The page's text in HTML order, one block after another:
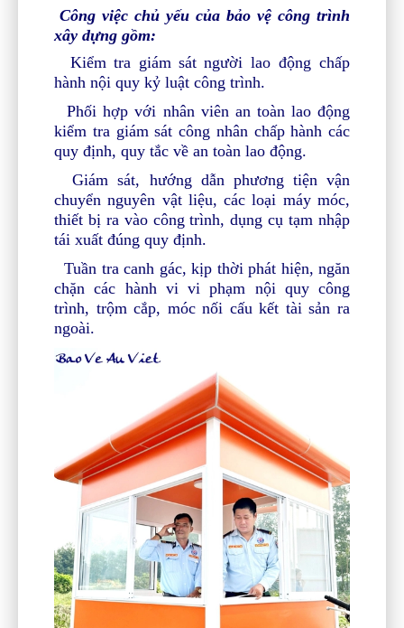
Công việc chủ yếu của bảo vệ công trình
xây dựng gồm:
Kiểm tra giám sát người lao động chấp
hành nội quy kỷ luật công trình.
Phối hợp với nhân viên an toàn lao động
kiểm tra giám sát công nhân chấp hành các
quy định, quy tắc về an toàn lao động.
Giám sát, hướng dẫn phương tiện vận
chuyển nguyên vật liệu, các loại máy móc,
thiết bị ra vào công trình, dụng cụ tạm nhập
tái xuất đúng quy định.
Tuần tra canh gác, kịp thời phát hiện, ngăn
chặn các hành vi vi phạm nội quy công
trình, trộm cắp, móc nối cấu kết tài sản ra
ngoài.